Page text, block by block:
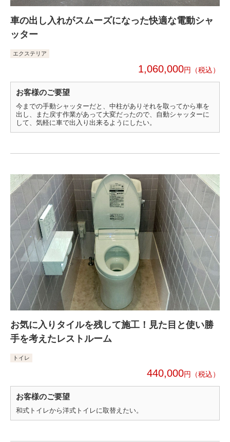
車の出し入れがスムーズになった快適な電動シャ
ッター
エクステリア
1,060,000円
お客様のご要望
今までの手動シャッターだと、中柱がありそれを取ってから車を
出し、また戻す作業があって大変だったので、自動シャッターに
して、気軽に車で出入り出来るようにしたい。
お気に入りタイルを残して施工！見た目と使い勝
手を考えたレストルーム
トイレ
440,000円
お客様のご要望
和式トイレから洋式トイレに取替えたい。